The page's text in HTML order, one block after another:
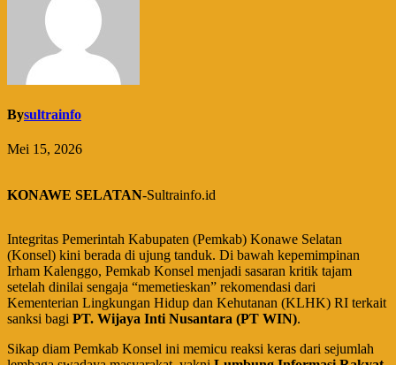
Bysultrainfo
Mei 15, 2026
KONAWE SELATAN-Sultrainfo.id
Integritas Pemerintah Kabupaten (Pemkab) Konawe Selatan
(Konsel) kini berada di ujung tanduk. Di bawah kepemimpinan
Irham Kalenggo, Pemkab Konsel menjadi sasaran kritik tajam
setelah dinilai sengaja “memetieskan” rekomendasi dari
Kementerian Lingkungan Hidup dan Kehutanan (KLHK) RI terkait
sanksi bagi PT. Wijaya Inti Nusantara (PT WIN).
​Sikap diam Pemkab Konsel ini memicu reaksi keras dari sejumlah